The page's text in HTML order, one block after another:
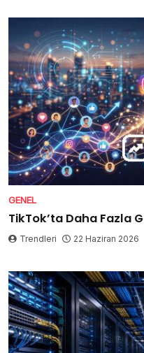
GENEL
TikTok’ta Daha Fazla
Trendleri 22 Haziran 2026